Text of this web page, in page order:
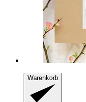
Warenkorb